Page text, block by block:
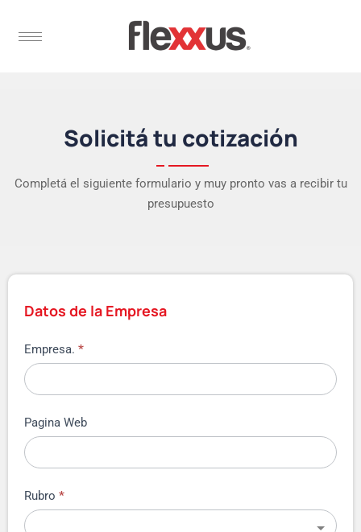
Solicitá tu cotización
Completá el siguiente formulario y muy pronto vas a recibir tu
presupuesto
Datos de la Empresa
Empresa. *
Pagina Web
Rubro *